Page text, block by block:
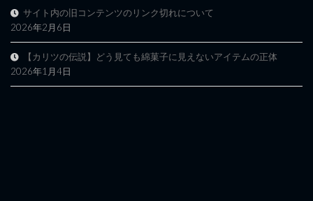
サイト内の旧コンテンツのリンク切れについて
2026年2月6日
【カリツの伝説】どう見ても綿菓子に見えないアイテムの正体
2026年1月4日